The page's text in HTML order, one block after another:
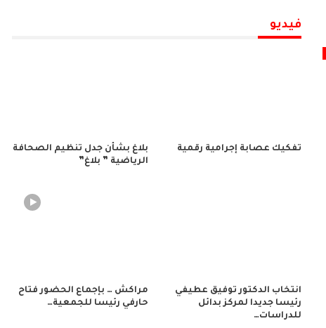
فيديو
تفكيك عصابة إجرامية رقمية
بلاغ بشأن جدل تنظيم الصحافة
الرياضية ” بلاغ”
انتخاب الدكتور توفيق عطيفي
رئيسا جديدا لمركز بدائل
للدراسات…
مراكش … بإجماع الحضور فتاح
حارفي رئيسا للجمعية…